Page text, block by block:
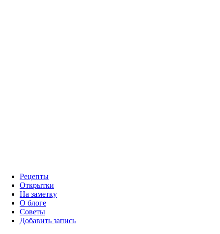
Рецепты
Открытки
На заметку
О блоге
Советы
Добавить запись